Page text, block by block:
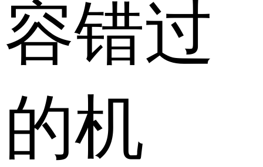
容错过
的机